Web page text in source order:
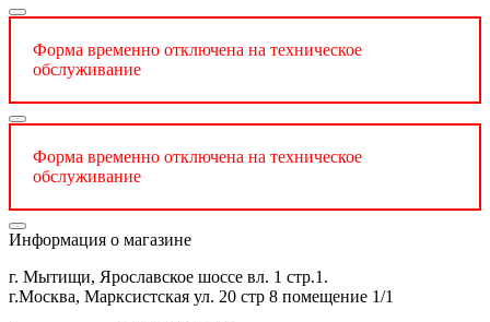
Форма временно отключена на техническое
обслуживание
Форма временно отключена на техническое
обслуживание
Информация о магазине
г. Мытищи, Ярославское шоссе вл. 1 стр.1.
г.Москва, Марксистская ул. 20 стр 8 помещение 1/1